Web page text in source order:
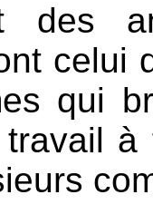
des
celui
qui